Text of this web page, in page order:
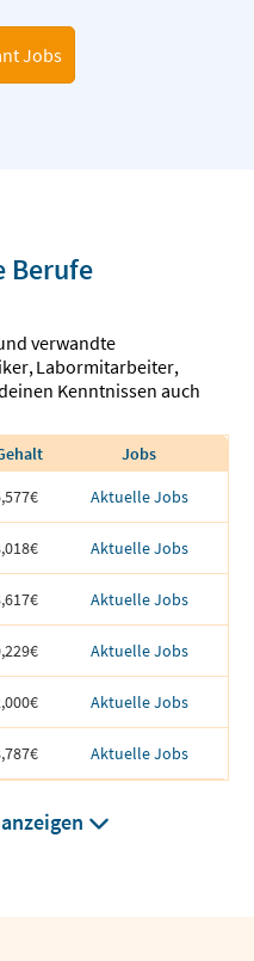
Jobs
Berufe
verwandte
,Labormitarbeiter,
Kenntnissen auch
Jobs
Aktuelle Jobs
Aktuelle Jobs
Aktuelle Jobs
Aktuelle Jobs
Aktuelle Jobs
Aktuelle Jobs